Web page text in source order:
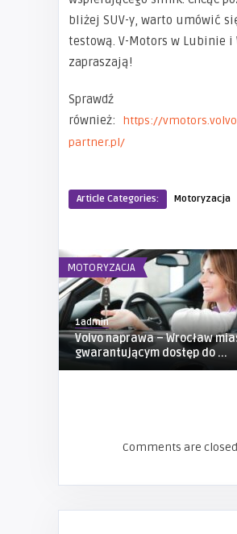
bliżej SUV-y, warto umówić
testową. V-Motors w Lubinie i
zapraszają!
Sprawdź
również:
https://
partner.pl/
Article Categories: Motoryzacja
MOTORYZACJA
1admin
Volvo naprawa – Wrocław
gwarantującym dostęp do ...
Comments are